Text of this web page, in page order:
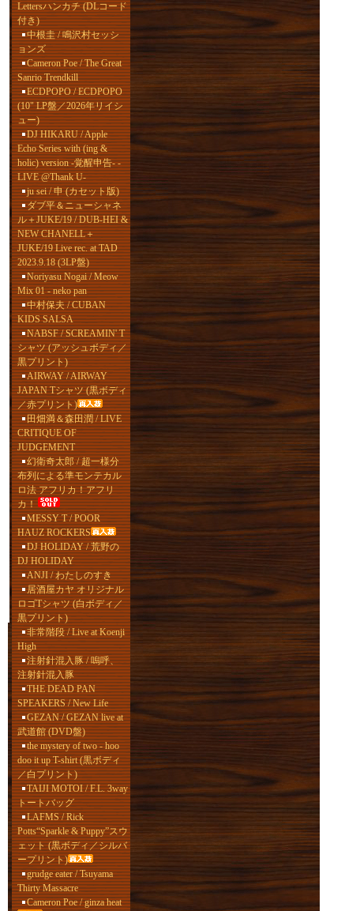
Lettersハンカチ (DLコード
付き)
中根圭 / 鳴沢村セッシ
ョンズ
Cameron Poe / The Great
Sanrio Trendkill
ECDPOPO / ECDPOPO
(10" LP盤／2026年リイシ
ュー)
DJ HIKARU / Apple
Echo Series with (ing &
holic) version -覚醒申告- -
LIVE @Thank U-
ju sei / 申 (カセット版)
ダブ平＆ニューシャネ
ル＋JUKE/19 / DUB-HEI &
NEW CHANELL＋
JUKE/19 Live rec. at TAD
2023.9.18 (3LP盤)
Noriyasu Nogai / Meow
Mix 01 - neko pan
中村保夫 / CUBAN
KIDS SALSA
NABSF / SCREAMIN' T
シャツ (アッシュボディ／
黒プリント)
AIRWAY / AIRWAY
JAPAN Tシャツ (黒ボディ
／赤プリント)
田畑満＆森田潤 / LIVE
CRITIQUE OF
JUDGEMENT
幻衛奇太郎 / 超一様分
布列による準モンテカル
ロ法 アフリカ！アフリ
カ！
MESSY T / POOR
HAUZ ROCKERS
DJ HOLIDAY / 荒野の
DJ HOLIDAY
ANJI / わたしのすき
居酒屋カヤ オリジナル
ロゴTシャツ (白ボディ／
黒プリント)
非常階段 / Live at Koenji
High
注射針混入豚 / 嗚呼、
注射針混入豚
THE DEAD PAN
SPEAKERS / New Life
GEZAN / GEZAN live at
武道館 (DVD盤)
the mystery of two - hoo
doo it up T-shirt (黒ボディ
／白プリント)
TAIJI MOTOI / F.L. 3way
トートバッグ
LAFMS / Rick
Potts“Sparkle & Puppy”スウ
ェット (黒ボディ／シルバ
ープリント)
grudge eater / Tsuyama
Thirty Massacre
Cameron Poe / ginza heat